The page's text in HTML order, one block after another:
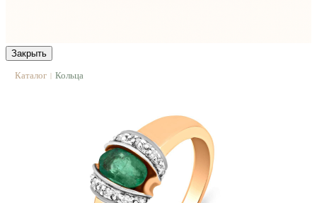
Закрыть
Каталог | Кольца